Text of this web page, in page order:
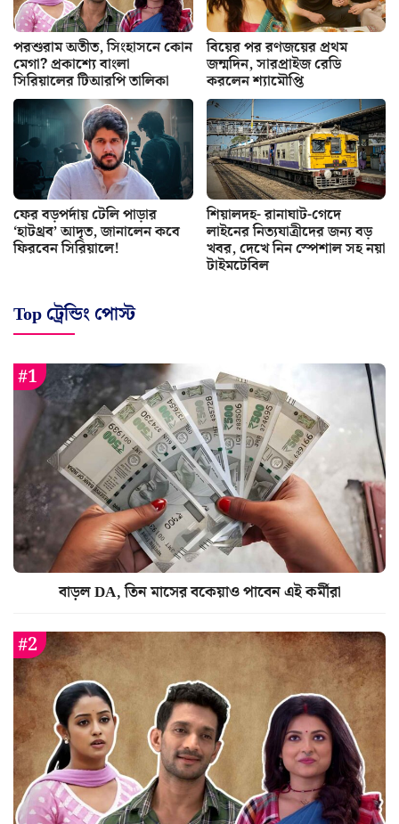
পরশুরাম অতীত, সিংহাসনে কোন
মেগা? প্রকাশ্যে বাংলা
সিরিয়ালের টিআরপি তালিকা
বিয়ের পর রণজয়ের প্রথম
জন্মদিন, সারপ্রাইজ রেডি
করলেন শ্যামৌপ্তি
ফের বড়পর্দায় টেলি পাড়ার
‘হাটথ্রব’ আদৃত, জানালেন কবে
ফিরবেন সিরিয়ালে!
শিয়ালদহ- রানাঘাট-গেদে
লাইনের নিত্যযাত্রীদের জন্য বড়
খবর, দেখে নিন স্পেশাল সহ নয়া
টাইমটেবিল
Top ট্রেন্ডিং পোস্ট
বাড়ল DA, তিন মাসের বকেয়াও পাবেন এই কর্মীরা